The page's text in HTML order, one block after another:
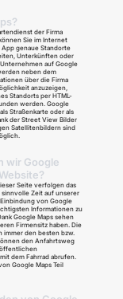
der Firma
Sie im Internet
genaue Standorte
Unterkünften oder
auf Google
neben dem
über die Firma
anzuzeigen,
Standorts per HTML-
werden. Google
Straßenkarte oder als
der Street View Bilder
Satellitenbildern sind
wir Google
Seite verfolgen das
Zeit auf unserer
von Google
Informationen zu
Google Maps sehen
Firmensitz haben. Die
immer den besten bzw.
den Anfahrtsweg
dem Fahrrad abrufen.
Google Maps Teil